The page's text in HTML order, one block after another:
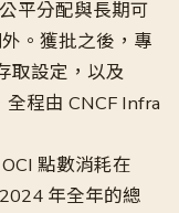
平分配與長期可
。獲批之後，專
取設定，以及
程由 CNCF Infra
點數消耗在
年全年的總